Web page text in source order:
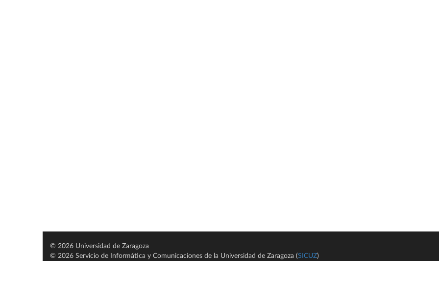
© 2026 Universidad de Zaragoza
© 2026 Servicio de Informática y Comunicaciones de la Universidad de Zaragoza (SICUZ)